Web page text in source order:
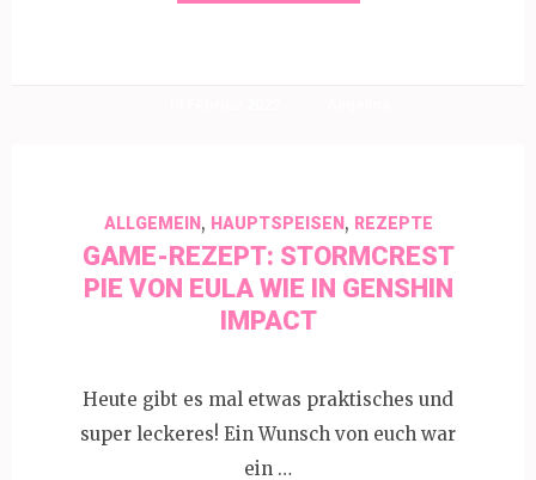
ALLGEMEIN, HAUPTSPEISEN, REZEPTE
GAME-REZEPT: STORMCREST
PIE VON EULA WIE IN GENSHIN
IMPACT
Heute gibt es mal etwas praktisches und
super leckeres! Ein Wunsch von euch war
ein …